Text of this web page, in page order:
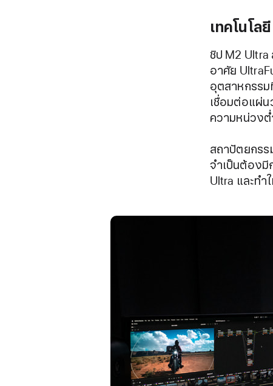
เทคโนโ
ชิป M2
อาศัย
อุตสาหกรรม
เชื่อมต่อแผ่
ความหน่วงต่
สถาปัตยกรร
จำเป็นต้องมี
Ultra และทำ